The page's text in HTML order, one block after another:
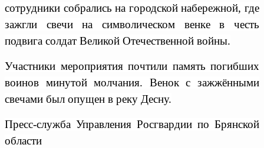
сотрудники собрались на городской набережной, где
зажгли свечи на символическом венке в честь
подвига солдат Великой Отечественной войны.
Участники мероприятия почтили память погибших
воинов минутой молчания. Венок с зажжёнными
свечами был опущен в реку Десну.
Пресс-служба Управления Росгвардии по Брянской
области